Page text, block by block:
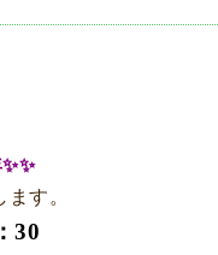
す。
30